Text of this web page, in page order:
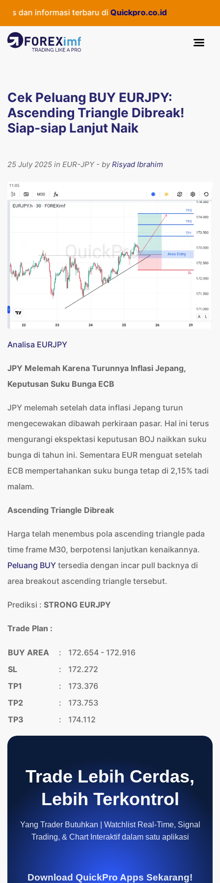
dan informasi terbaru diQuickpro.co.id
Cek Peluang BUY EURJPY:
Ascending Triangle Dibreak!
Siap-siap Lanjut Naik
25 July 2025 in EUR-JPY - byRisyad Ibrahim
Analisa EURJPY
JPY Melemah Karena Turunnya Inflasi Jepang,
Keputusan Suku Bunga ECB
JPY melemah setelah data inflasi Jepang turun
mengecewakan dibawah perkiraan pasar. Hal ini terus
mengurangi ekspektasi keputusan BOJ naikkan suku
bunga di tahun ini. Sementara EUR menguat setelah
ECB mempertahankan suku bunga tetap di 2,15% tadi
malam.
Ascending Triangle Dibreak
Harga telah menembus pola ascending triangle pada
time frame M30, berpotensi lanjutkan kenaikannya.
Peluang BUY tersedia dengan incar pull backnya di
area breakout ascending triangle tersebut.
Prediksi : STRONG EURJPY
Trade Plan :
BUY AREA :
172.654 - 172.916
SL
:
172.272
TP1
:
173.376
TP2
:
173.753
TP3
: 174.112
Trade Lebih Cerdas,
Lebih Terkontrol
Yang Trader Butuhkan | Watchlist Real-Time, Signal
Trading, & Chart Interaktif dalam satu aplikasi
Download QuickPro Apps Sekarang!